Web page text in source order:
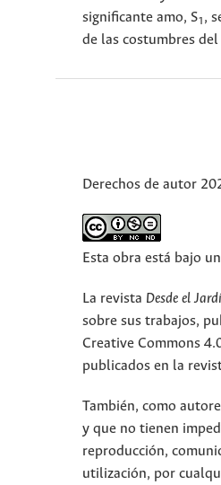
significante amo, S1 ,
de las costumbres
Derechos de autor
Esta obra está bajo
La revista Desde el
sobre sus trabajos,
Creative Commons
publicados en la
También, como
y que no tienen
reproducción,
utilización, por